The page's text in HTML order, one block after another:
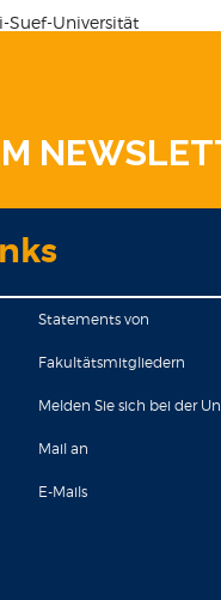
Universität
Statements von
Fakultätsmitgliedern
Melden Sie sich bei der
Mail an
E-Mails